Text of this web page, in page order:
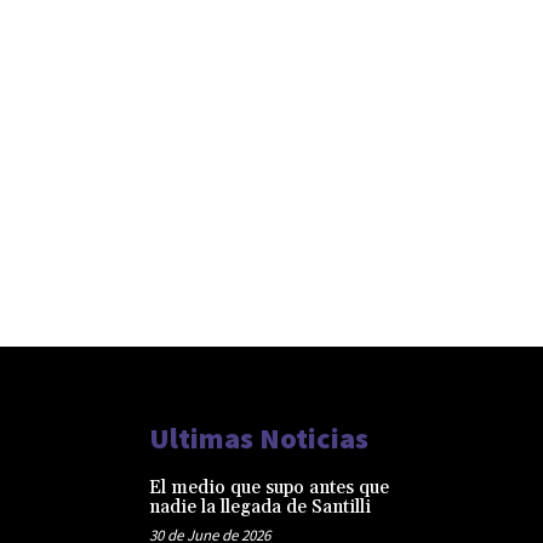
Ultimas Noticias
El medio que supo antes que
nadie la llegada de Santilli
30 de June de 2026